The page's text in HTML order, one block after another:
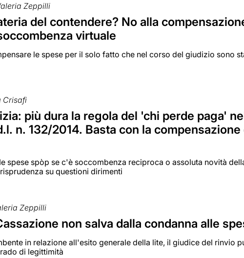
Zeppilli
del contendere? No alla
virtuale
le spese per il solo fatto che nel corso del giudizio sono
Crisafi
più dura la regola del 'chi perde paga'
n. 132/2014. Basta con la
spese spòp se c'è soccombenza reciproca o assoluta novità
su questioni dirimenti
Zeppilli
non salva dalla condanna alle
in relazione all'esito generale della lite, il giudice del rinvio
di legittimità